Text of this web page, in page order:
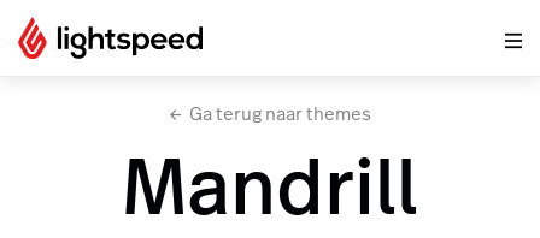
Ga terug naar themes
Mandrill